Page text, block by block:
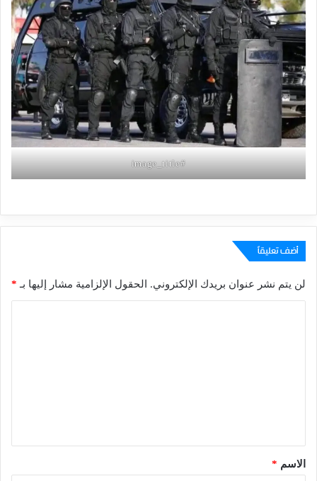
#image_title
أضف تعليقاً
لن يتم نشر عنوان بريدك الإلكتروني. الحقول الإلزامية مشار إليها بـ *
*الاسم *